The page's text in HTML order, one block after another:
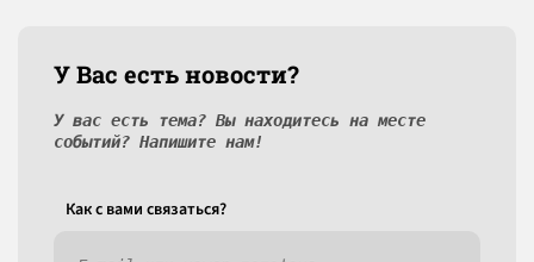
У Вас есть новости?
У вас есть тема? Вы находитесь на месте
событий? Напишите нам!
Как c вами связаться?